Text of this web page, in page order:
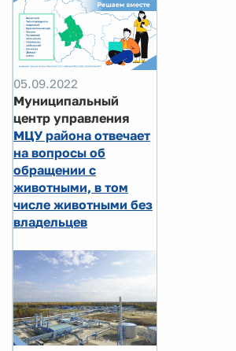
05.09.2022
Муниципальный
центр управления
МЦУ района отвечает
на вопросы об
обращении с
животными, в том
числе животными без
владельцев